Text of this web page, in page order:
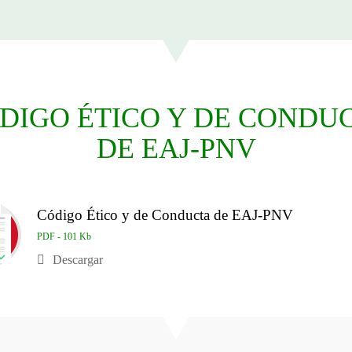
ÉTICO Y DE
DE EAJ-PNV
Código Ético y de Conducta de EAJ-PNV
PDF - 101 Kb
Descargar